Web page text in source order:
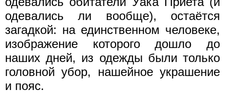
одевались ли вообще), остаётся
загадкой: на единственном человеке,
изображение которого дошло до
наших дней, из одежды были только
головной убор, нашейное украшение
и пояс.